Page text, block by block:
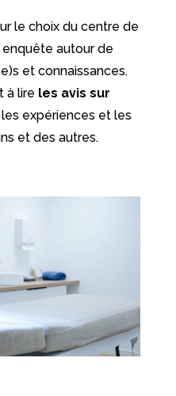
le choix du centre de
autour de
et connaissances.
à lire les avis sur
expériences et les
et des autres.